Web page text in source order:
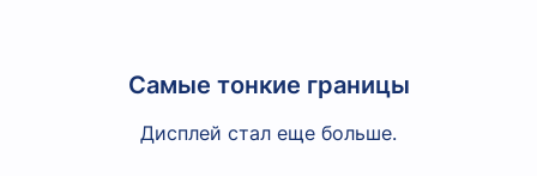
Самые тонкие границы
Дисплей стал еще больше.